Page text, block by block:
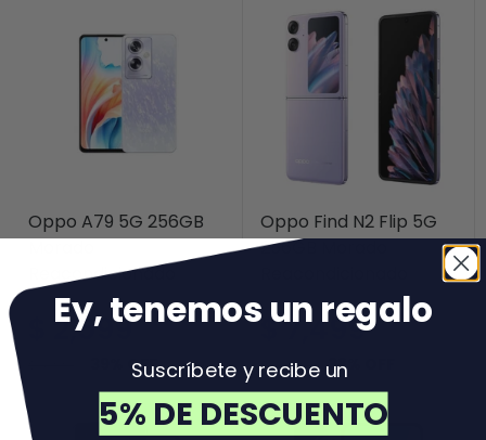
Oppo A79 5G 256GB
Reacondicionado
$ 2,599
39% OFF
Oppo Find N2 Flip 5G
256GB Morado
$ 7,499
$ 11,999 38% OFF
Ey, tenemos un regalo
Suscríbete y recibe un
5% DE DESCUENTO